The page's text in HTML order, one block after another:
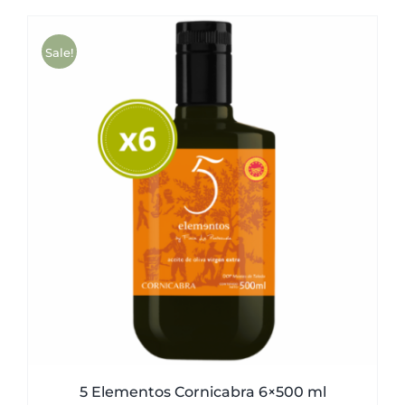
was:
51,00€.
is:
49,50€.
Sale!
5 Elementos Cornicabra 6×500 ml